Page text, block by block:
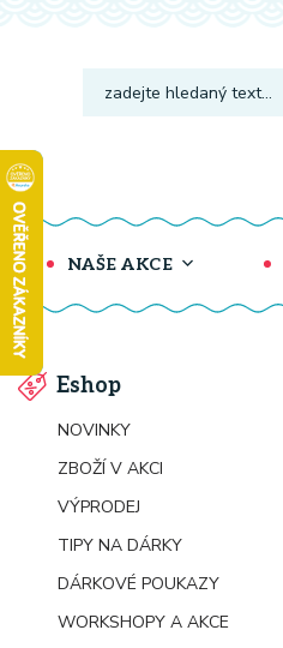
NAŠE AKCE
Eshop
NOVINKY
ZBOŽÍ V AKCI
VÝPRODEJ
TIPY NA DÁRKY
DÁRKOVÉ POUKAZY
WORKSHOPY A AKCE